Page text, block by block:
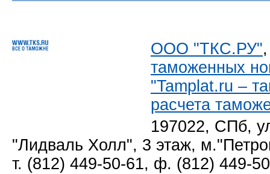
ООО "ТКС.РУ"
таможенных
"Tamplat.ru –
расчета
197022, СПб,
"Лидваль Холл", 3 этаж,
т. (812) 449-50-61, ф. (812) 449-